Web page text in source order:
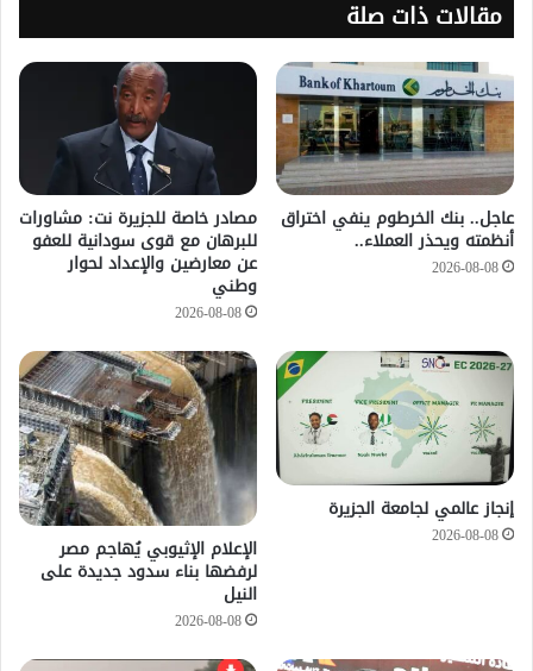
مقالات ذات صلة
عاجل.. بنك الخرطوم ينفي اختراق
أنظمته ويحذر العملاء..
2026-08-08
مصادر خاصة للجزيرة نت: مشاورات
للبرهان مع قوى سودانية للعفو
عن معارضين والإعداد لحوار
وطني
2026-08-08
إنجاز عالمي لجامعة الجزيرة
2026-08-08 الإعلام الإثيوبي يُهاجم مصر
لرفضها بناء سدود جديدة على
النيل
2026-08-08